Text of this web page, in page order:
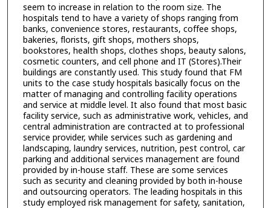
seem to increase in relation to the room size. The
hospitals tend to have a variety of shops ranging from
banks, convenience stores, restaurants, coffee shops,
bakeries, florists, gift shops, mothers shops,
bookstores, health shops, clothes shops, beauty salons,
cosmetic counters, and cell phone and IT (Stores).Their
buildings are constantly used. This study found that FM
units to the case study hospitals basically focus on the
matter of managing and controlling facility operations
and service at middle level. It also found that most basic
facility service, such as administrative work, vehicles, and
central administration are contracted at to professional
service provider, while services such as gardening and
landscaping, laundry services, nutrition, pest control, car
parking and additional services management are found
provided by in-house staff. These are some services
such as security and cleaning provided by both in-house
and outsourcing operators. The leading hospitals in this
study employed risk management for safety, sanitation,